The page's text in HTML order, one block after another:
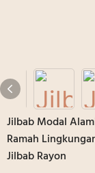
Jilbab Modal
Ramah
Jilbab Rayon